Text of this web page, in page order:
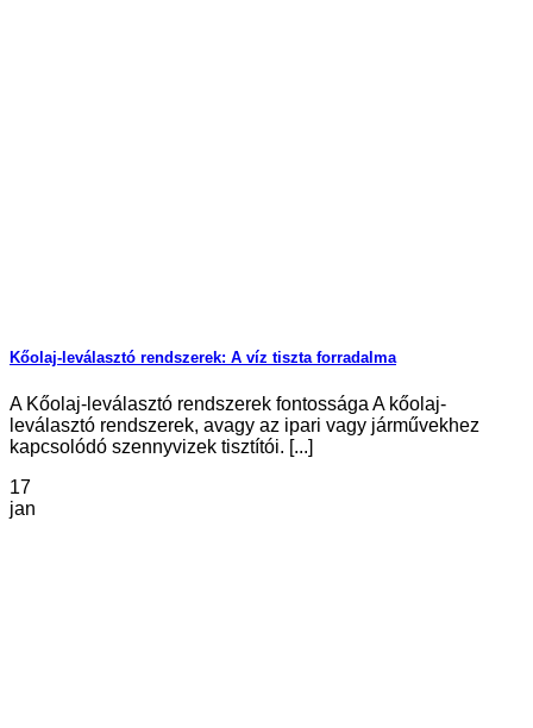
Kőolaj-leválasztó rendszerek: A víz tiszta forradalma
A Kőolaj-leválasztó rendszerek fontossága A kőolaj-
leválasztó rendszerek, avagy az ipari vagy járművekhez
kapcsolódó szennyvizek tisztítói. [...]
17
jan